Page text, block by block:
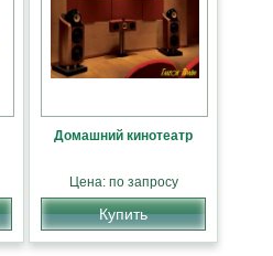
Домашний кинотеатр
Цена: по запросу
Купить